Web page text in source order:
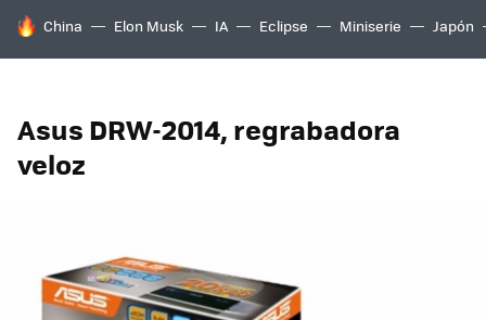
HOY SE HABLA DE
China Elon Musk IA Eclipse Miniserie Japón
Asus DRW-2014, regrabadora
veloz